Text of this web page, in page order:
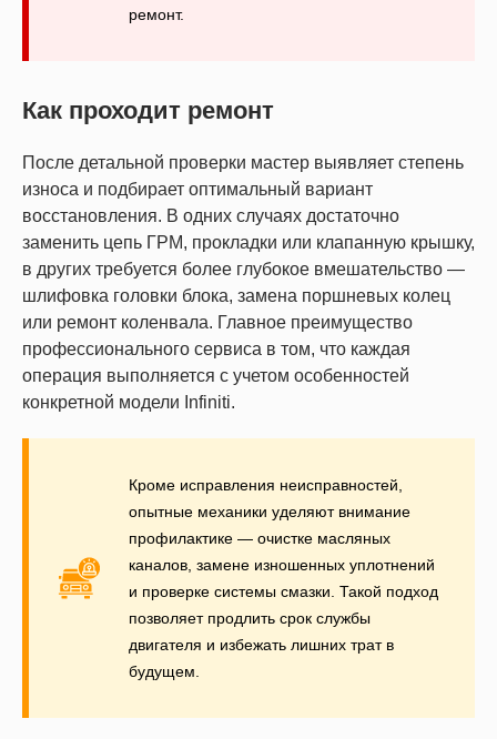
ремонт.
Как проходит ремонт
После детальной проверки мастер выявляет степень
износа и подбирает оптимальный вариант
восстановления. В одних случаях достаточно
заменить цепь ГРМ, прокладки или клапанную крышку,
в других требуется более глубокое вмешательство —
шлифовка головки блока, замена поршневых колец
или ремонт коленвала. Главное преимущество
профессионального сервиса в том, что каждая
операция выполняется с учетом особенностей
конкретной модели Infiniti.
Кроме исправления неисправностей,
опытные механики уделяют внимание
профилактике — очистке масляных
каналов, замене изношенных уплотнений
и проверке системы смазки. Такой подход
позволяет продлить срок службы
двигателя и избежать лишних трат в
будущем.